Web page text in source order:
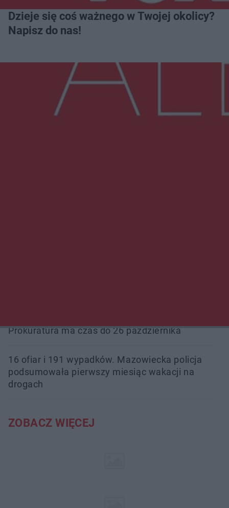
Dzieje się coś ważnego w Twojej okolicy?
Napisz do nas!
Więcej
Prokuratura ma czas do 26 października
16 ofiar i 191 wypadków. Mazowiecka policja
podsumowała pierwszy miesiąc wakacji na
drogach
ZOBACZ WIĘCEJ